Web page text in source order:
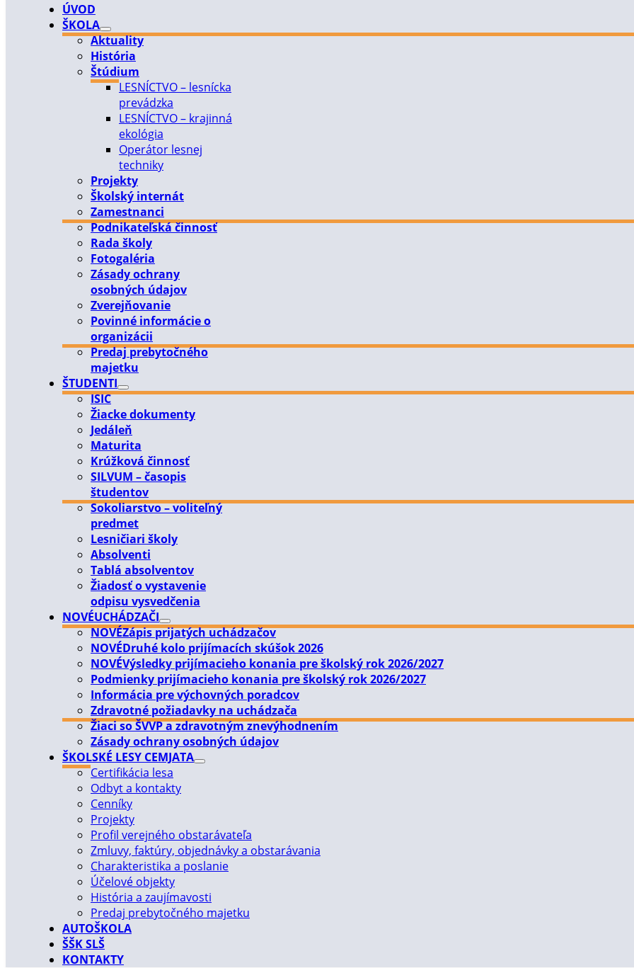
ÚVOD
ŠKOLA
Aktuality
História
Štúdium
LESNÍCTVO – lesnícka
prevádzka
LESNÍCTVO – krajinná
ekológia
Operátor lesnej
techniky
Projekty
Školský internát
Zamestnanci
Podnikateľská činnosť
Rada školy
Fotogaléria
Zásady ochrany
osobných údajov
Zverejňovanie
Povinné informácie o
organizácii
Predaj prebytočného
majetku
ŠTUDENTI
ISIC
Žiacke dokumenty
Jedáleň
Maturita
Krúžková činnosť
SILVUM – časopis
študentov
Sokoliarstvo – voliteľný
predmet
Lesničiari školy
Absolventi
Tablá absolventov
Žiadosť o vystavenie
odpisu vysvedčenia
NOVÉUCHÁDZAČI
NOVÉZápis prijatých uchádzačov
NOVÉDruhé kolo prijímacích skúšok 2026
NOVÉVýsledky prijímacieho konania pre školský rok 2026/2027
Podmienky prijímacieho konania pre školský rok 2026/2027
Informácia pre výchovných poradcov
Zdravotné požiadavky na uchádzača
Žiaci so ŠVVP a zdravotným znevýhodnením
Zásady ochrany osobných údajov
ŠKOLSKÉ LESY CEMJATA
Certifikácia lesa
Odbyt a kontakty
Cenníky
Projekty
Profil verejného obstarávateľa
Zmluvy, faktúry, objednávky a obstarávania
Charakteristika a poslanie
Účelové objekty
História a zaujímavosti
Predaj prebytočného majetku
AUTOŠKOLA
ŠŠK SLŠ
KONTAKTY